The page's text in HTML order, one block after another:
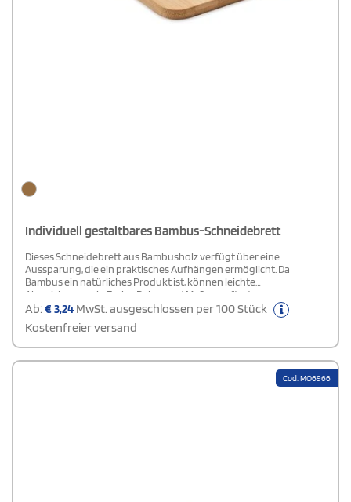
Individuell gestaltbares Bambus-Schneidebrett
Dieses Schneidebrett aus Bambusholz verfügt über eine
Aussparung, die ein praktisches Aufhängen ermöglicht. Da
Bambus ein natürliches Produkt ist, können leichte
Abweichungen in Farbe, Dekor und Maßen auftreten.
Ab:€3,24 MwSt. ausgeschlossen per 100 Stück
Kostenfreier versand
Cod: MO6966